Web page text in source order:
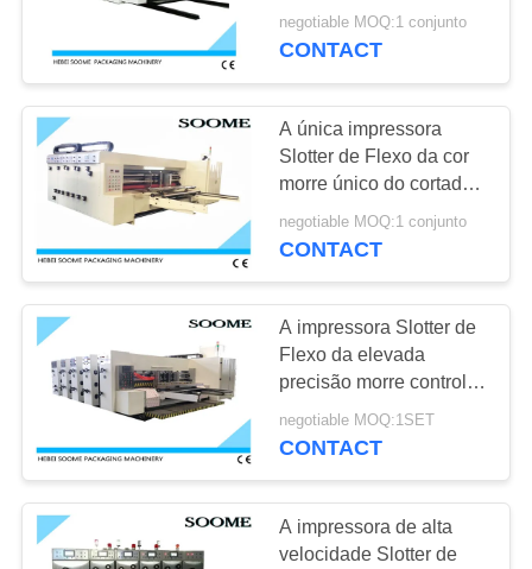
NOS
SOLICITE
UM
ORÇAMENTO
VR
MAPA
SITE
POLÍTICA
velocidade de Flexo
para caixa ondulada
negotiable MOQ:1 conjunto
CONTACT
A única impressora
Slotter de Flexo da cor
morre único do cortador
unido firmemente com a
imagem excelente
negotiable MOQ:1 conjunto
CONTACT
A impressora Slotter de
Flexo da elevada
precisão morre controle
do PLC do cortador para
caixas onduladas
negotiable MOQ:1SET
CONTACT
A impressora de alta
velocidade Slotter de